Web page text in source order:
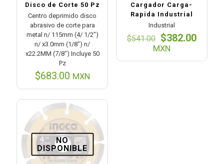
Disco de Corte 50 Pz
Centro deprimido disco
abrasivo de corte para
metal n/ 115mm (4/ 1/2″)
n/ x3.0mm (1/8″) n/
x22.2MM (7/8″) Incluye 50
Pz
$683.00 MXN
Cargador Carga-
Rapida Industrial
Industrial
$541.00 El
precio
$382.00El
actual
MXN
NO
DISPONIBLE